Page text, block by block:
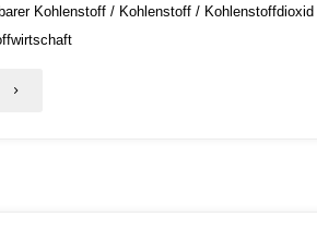
Kohlenstoff / Kohlenstoff / Kohlenstoffdioxid
"Zusammenfassung